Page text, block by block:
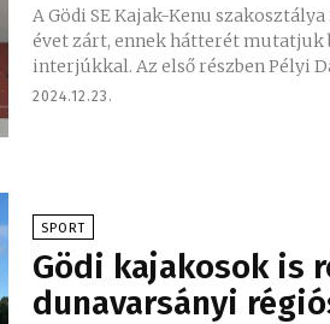
A Gödi SE Kajak-Kenu
évet zárt, ennek hátterét mutatjuk
interjúkkal. Az első részben Pélyi
2024.12.23.
SPORT
Gödi kajakosok is
dunavarsányi